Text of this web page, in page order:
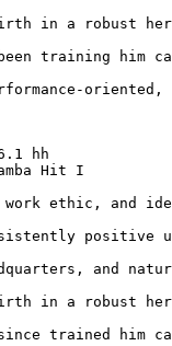
in a robust
been training
hh
Hit I
ethic, and
and
in a robust
since trained